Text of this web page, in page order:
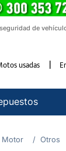
de
usadas
Motor Otros